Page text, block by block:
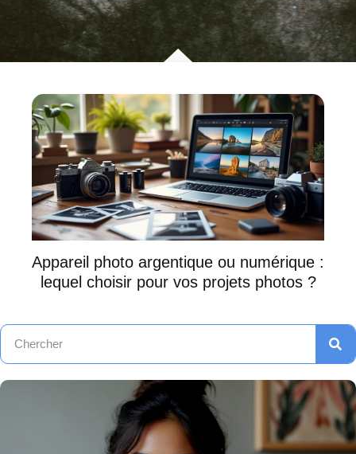
Appareil photo argentique ou numérique :
lequel choisir pour vos projets photos ?